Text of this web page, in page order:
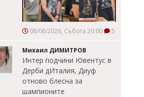
08/08/2026, Събота 20:00 5
Михаил ДИМИТРОВ
Интер подчини Ювентус в
Дерби дИталия, Диуф
отново блесна за
шампионите